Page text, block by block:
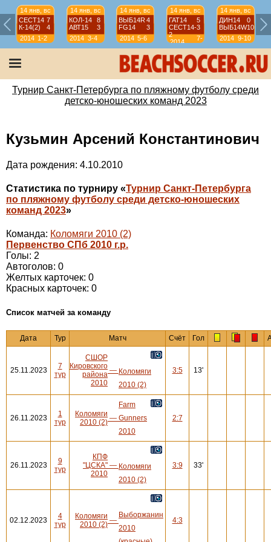
14 янв, вс
СЕСТ14 7
К-14(2)
4
2014 1-2
14 янв, вс
КОЛ-14
8
АВТ15
3
2014 3-4
14 янв, вс
ВЫБ14R 4
FG14
3
2014 5-6
14 янв, вс
ГАТ14
5
СЕСТ14-
2
3
2014
7-
8
14 янв, вс
ДИН14
0
ВЫБ14W10
2014 9-10
Турнир Санкт-Петербурга по пляжному футболу среди
детско-юношеских команд 2023
Кузьмин Арсений Константинович
Дата рождения: 4.10.2010
Статистика по турниру «Турнир Санкт-Петербурга
по пляжному футболу среди детско-юношеских
команд 2023»
Команда: Коломяги 2010 (2)
Первенство СПб 2010 г.р.
Голы: 2
Автоголов: 0
Желтых карточек: 0
Красных карточек: 0
Cписок матчей за команду
Дата Тур Матч Счёт Гол
25.11.2023
7
тур
СШОР
Кировского
района
2010
— Коломяги
2010 (2)
3:5 13'
26.11.2023
1
тур
Коломяги
2010 (2) —
Farm
Gunners
2010
2:7
26.11.2023
9
тур
КПФ
"ЦСКА"
2010
— Коломяги
2010 (2)
3:9 33'
02.12.2023
4
тур
Коломяги
2010 (2) —
Выборжанин
2010
4:3